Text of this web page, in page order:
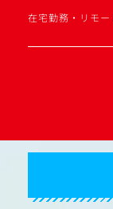
在宅勤務・リモ